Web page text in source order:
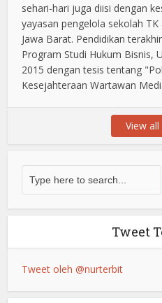
sehari-hari juga diisi dengan
yayasan pengelola sekolah
Jawa Barat. Pendidikan
Program Studi Hukum Bisnis,
2015 dengan tesis tentang
Kesejahteraan Wartawan
View
Tweet
Tweet oleh @nurterbit